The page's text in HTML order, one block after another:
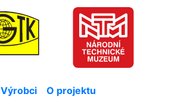
Výrobci O projektu